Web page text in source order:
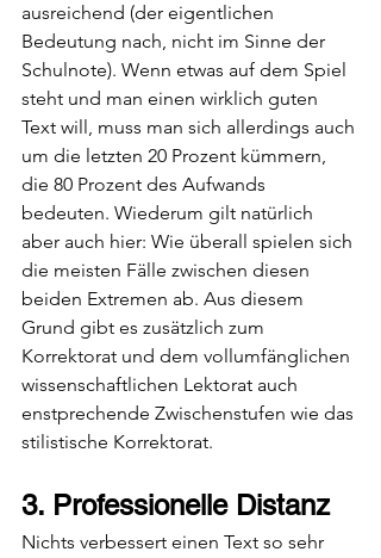
ausreichend (der eigentlichen
Bedeutung nach, nicht im Sinne der
Schulnote). Wenn etwas auf dem Spiel
steht und man einen wirklich guten
Text will, muss man sich allerdings auch
um die letzten 20 Prozent kümmern,
die 80 Prozent des Aufwands
bedeuten. Wiederum gilt natürlich
aber auch hier: Wie überall spielen sich
die meisten Fälle zwischen diesen
beiden Extremen ab. Aus diesem
Grund gibt es zusätzlich zum
Korrektorat und dem vollumfänglichen
wissenschaftlichen Lektorat auch
enstprechende Zwischenstufen wie das
stilistische Korrektorat.
3. Professionelle Distanz
Nichts verbessert einen Text so sehr